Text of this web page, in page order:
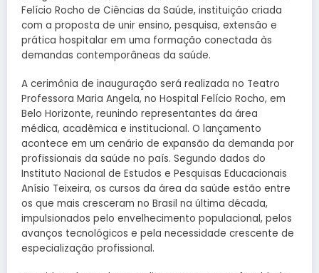
Felício Rocho de Ciências da Saúde, instituição criada
com a proposta de unir ensino, pesquisa, extensão e
prática hospitalar em uma formação conectada às
demandas contemporâneas da saúde.
A cerimônia de inauguração será realizada no Teatro
Professora Maria Angela, no Hospital Felício Rocho, em
Belo Horizonte, reunindo representantes da área
médica, acadêmica e institucional. O lançamento
acontece em um cenário de expansão da demanda por
profissionais da saúde no país. Segundo dados do
Instituto Nacional de Estudos e Pesquisas Educacionais
Anísio Teixeira, os cursos da área da saúde estão entre
os que mais cresceram no Brasil na última década,
impulsionados pelo envelhecimento populacional, pelos
avanços tecnológicos e pela necessidade crescente de
especialização profissional.